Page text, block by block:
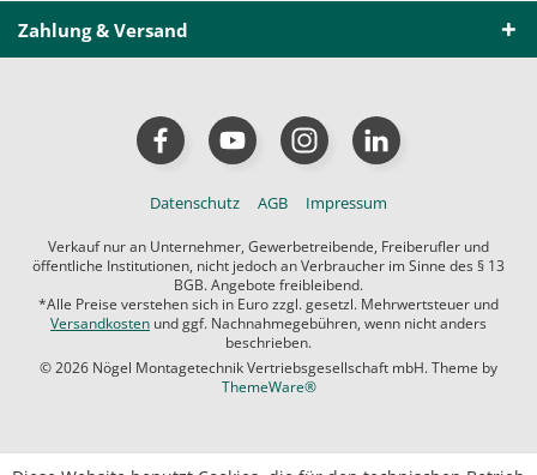
Zahlung & Versand
Datenschutz AGB Impressum
Verkauf nur an Unternehmer, Gewerbetreibende, Freiberufler und
öffentliche Institutionen, nicht jedoch an Verbraucher im Sinne des § 13
BGB. Angebote freibleibend.
*Alle Preise verstehen sich in Euro zzgl. gesetzl. Mehrwertsteuer und
Versandkosten und ggf. Nachnahmegebühren, wenn nicht anders
beschrieben.
© 2026 Nögel Montagetechnik Vertriebsgesellschaft mbH. Theme by
ThemeWare®